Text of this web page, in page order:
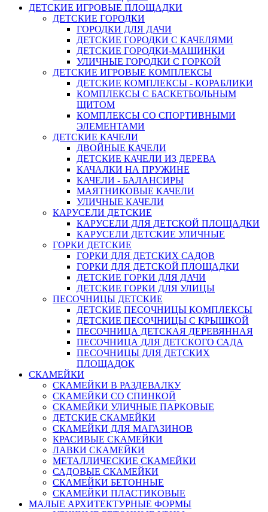
ДЕТСКИЕ ИГРОВЫЕ ПЛОЩАДКИ
ДЕТСКИЕ ГОРОДКИ
ГОРОДКИ ДЛЯ ДАЧИ
ДЕТСКИЕ ГОРОДКИ С КАЧЕЛЯМИ
ДЕТСКИЕ ГОРОДКИ-МАШИНКИ
УЛИЧНЫЕ ГОРОДКИ С ГОРКОЙ
ДЕТСКИЕ ИГРОВЫЕ КОМПЛЕКСЫ
ДЕТСКИЕ КОМПЛЕКСЫ - КОРАБЛИКИ
КОМПЛЕКСЫ С БАСКЕТБОЛЬНЫМ
ЩИТОМ
КОМПЛЕКСЫ СО СПОРТИВНЫМИ
ЭЛЕМЕНТАМИ
ДЕТСКИЕ КАЧЕЛИ
ДВОЙНЫЕ КАЧЕЛИ
ДЕТСКИЕ КАЧЕЛИ ИЗ ДЕРЕВА
КАЧАЛКИ НА ПРУЖИНЕ
КАЧЕЛИ - БАЛАНСИРЫ
МАЯТНИКОВЫЕ КАЧЕЛИ
УЛИЧНЫЕ КАЧЕЛИ
КАРУСЕЛИ ДЕТСКИЕ
КАРУСЕЛИ ДЛЯ ДЕТСКОЙ ПЛОЩАДКИ
КАРУСЕЛИ ДЕТСКИЕ УЛИЧНЫЕ
ГОРКИ ДЕТСКИЕ
ГОРКИ ДЛЯ ДЕТСКИХ САДОВ
ГОРКИ ДЛЯ ДЕТСКОЙ ПЛОЩАДКИ
ДЕТСКИЕ ГОРКИ ДЛЯ ДАЧИ
ДЕТСКИЕ ГОРКИ ДЛЯ УЛИЦЫ
ПЕСОЧНИЦЫ ДЕТСКИЕ
ДЕТСКИЕ ПЕСОЧНИЦЫ КОМПЛЕКСЫ
ДЕТСКИЕ ПЕСОЧНИЦЫ С КРЫШКОЙ
ПЕСОЧНИЦА ДЕТСКАЯ ДЕРЕВЯННАЯ
ПЕСОЧНИЦА ДЛЯ ДЕТСКОГО САДА
ПЕСОЧНИЦЫ ДЛЯ ДЕТСКИХ
ПЛОЩАДОК
СКАМЕЙКИ
СКАМЕЙКИ В РАЗДЕВАЛКУ
СКАМЕЙКИ СО СПИНКОЙ
СКАМЕЙКИ УЛИЧНЫЕ ПАРКОВЫЕ
ДЕТСКИЕ СКАМЕЙКИ
СКАМЕЙКИ ДЛЯ МАГАЗИНОВ
КРАСИВЫЕ СКАМЕЙКИ
ЛАВКИ СКАМЕЙКИ
МЕТАЛЛИЧЕСКИЕ СКАМЕЙКИ
САДОВЫЕ СКАМЕЙКИ
СКАМЕЙКИ БЕТОННЫЕ
СКАМЕЙКИ ПЛАСТИКОВЫЕ
МАЛЫЕ АРХИТЕКТУРНЫЕ ФОРМЫ